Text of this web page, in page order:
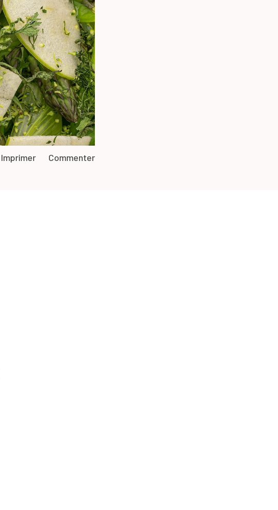
Imprimer Commenter